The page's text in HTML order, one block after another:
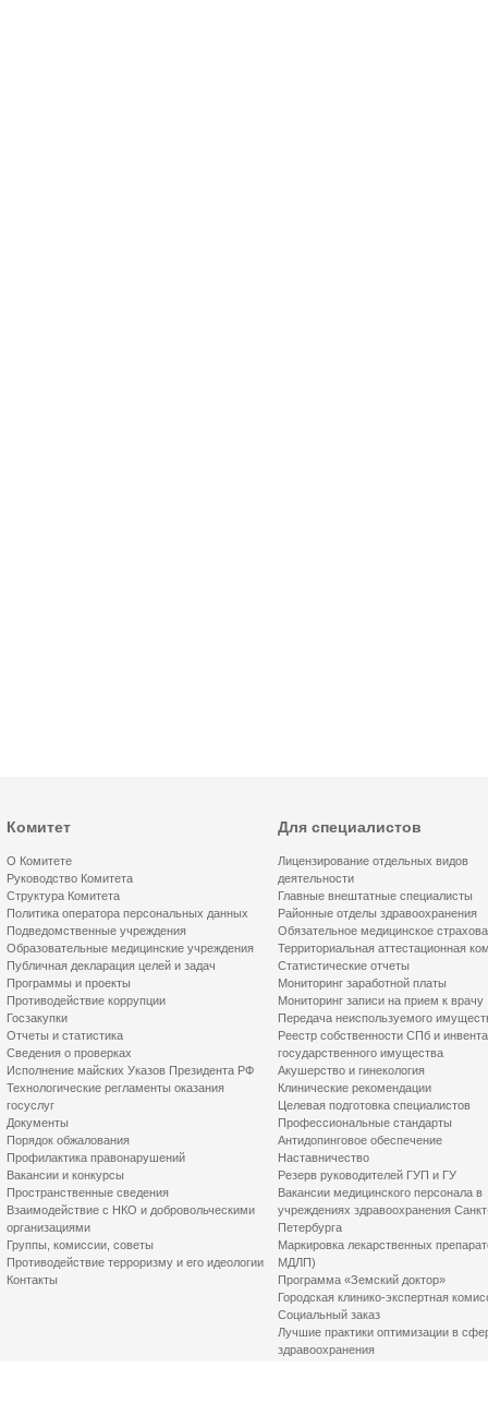
Комитет
О Комитете
Руководство Комитета
Структура Комитета
Политика оператора персональных данных
Подведомственные учреждения
Образовательные медицинские учреждения
Публичная декларация целей и задач
Программы и проекты
Противодействие коррупции
Госзакупки
Отчеты и статистика
Сведения о проверках
Исполнение майских Указов Президента РФ
Технологические регламенты оказания
госуслуг
Документы
Порядок обжалования
Профилактика правонарушений
Вакансии и конкурсы
Пространственные сведения
Взаимодействие с НКО и добровольческими
организациями
Группы, комиссии, советы
Противодействие терроризму и его идеологии
Контакты
Для специалистов
Лицензирование отдельных видов
деятельности
Главные внештатные специалисты
Районные отделы здравоохранения
Обязательное медицинское
Территориальная аттестационная
Статистические отчеты
Мониторинг заработной платы
Мониторинг записи на прием к врачу
Передача неиспользуемого
Реестр собственности СПб и
государственного имущества
Акушерство и гинекология
Клинические рекомендации
Целевая подготовка специалистов
Профессиональные стандарты
Антидопинговое обеспечение
Наставничество
Резерв руководителей ГУП и ГУ
Вакансии медицинского персонала в
учреждениях здравоохранения
Петербурга
Маркировка лекарственных
МДЛП)
Программа «Земский доктор»
Городская клинико-экспертная
Социальный заказ
Лучшие практики оптимизации в
здравоохранения